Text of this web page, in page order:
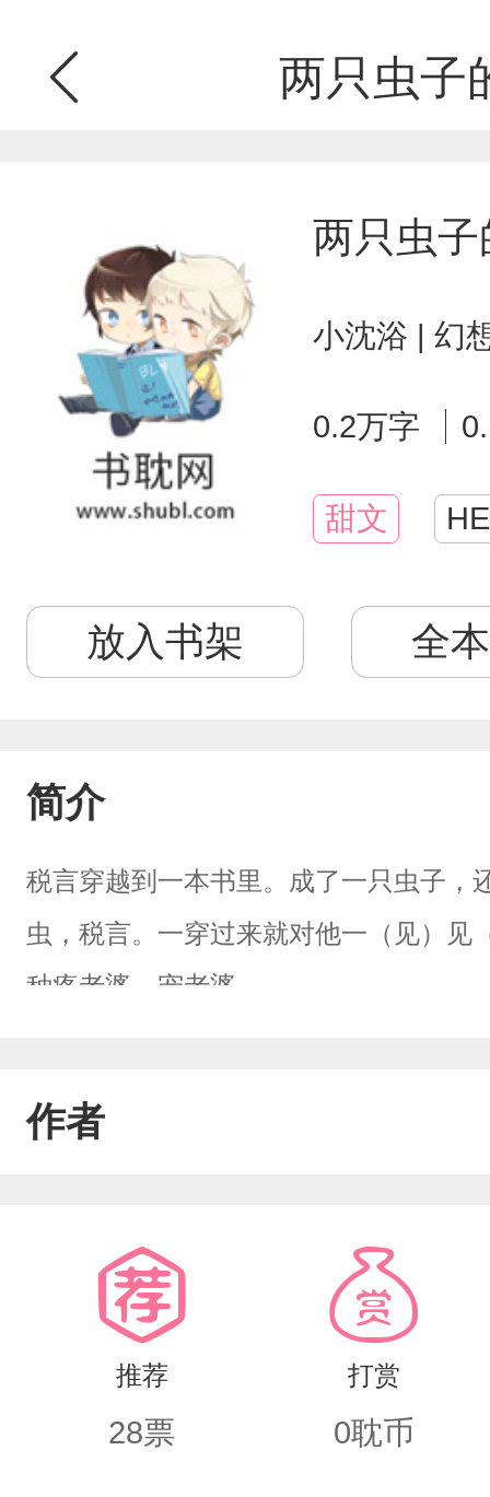
两只虫子
两只虫
小沈浴 | 幻
0.2万字
甜文 HE
放入书架 全
简介
税言穿越到一本书里。成了一只虫子，
虫，税言。一穿过来就对他一（见）见
种疼老婆，宠老婆
作者
推荐
28票
打赏
0耽币